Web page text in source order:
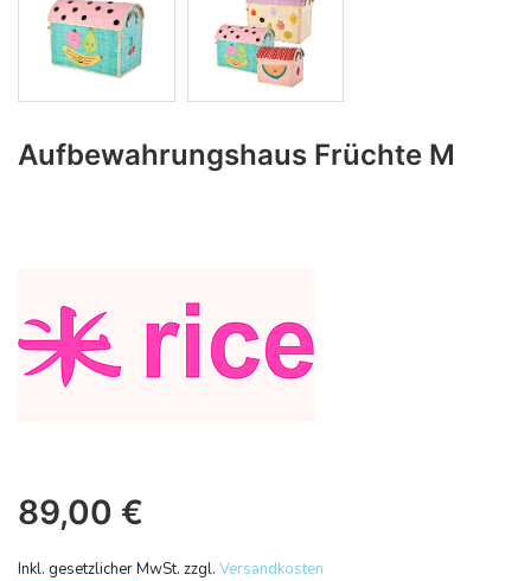
Aufbewahrungshaus Früchte M
89,00 €
Inkl. gesetzlicher MwSt. zzgl. Versandkosten